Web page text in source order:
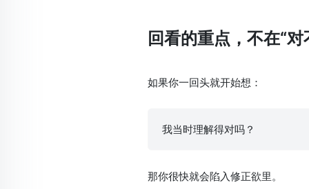
回看的重点，不在“对
如果你一回头就开始想：
我当时理解得对吗？
那你很快就会陷入修正欲里。